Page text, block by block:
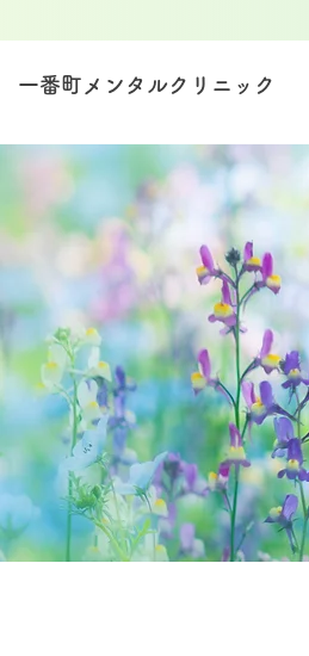
一番町メンタルクリニック